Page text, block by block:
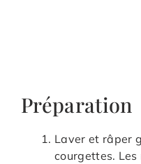
Préparation
Laver et râper
courgettes.